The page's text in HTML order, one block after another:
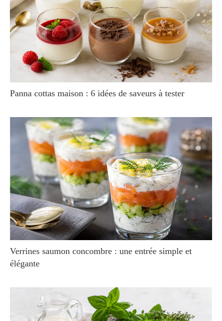
Panna cottas maison : 6 idées de saveurs à tester
Verrines saumon concombre : une entrée simple et
élégante